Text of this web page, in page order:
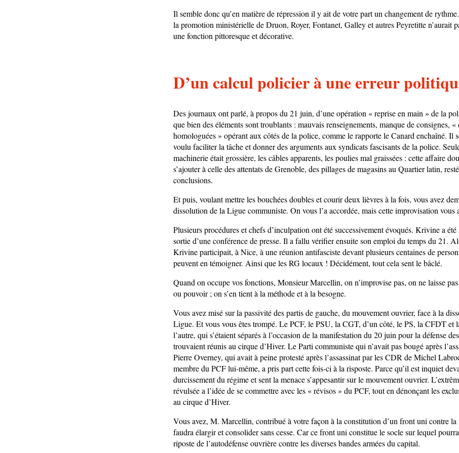
Il semble donc qu’en matière de répression il y ait de votre part un changement de
la promotion ministérielle de Druon, Royer, Fontanet, Galley et autres Peyretitte n’aurait
une fonction pittoresque et décorative.
D’un calcul policier à une erreur
Des journaux ont parlé, à propos du 21 juin, d’une opération « reprise en main » de la
que bien des éléments sont troublants : mauvais renseignements, manque de consignes, «
homologuées » opérant aux côtés de la police, comme le rapporte le Canard enchaîné. Il
voulu faciliter la tâche et donner des arguments aux syndicats fascisants de la police.
machinerie était grossière, les câbles apparents, les poulies mal graissées : cette affaire
s’ajouter à celle des attentats de Grenoble, des pillages de magasins au Quartier latin,
conclusions.
Et puis, voulant mettre les bouchées doubles et courir deux lièvres à la fois, vous avez
dissolution de la Ligue communiste. On vous l’a accordée, mais cette improvisation vous
Plusieurs procédures et chefs d’inculpation ont été successivement évoqués. Krivine a été
sortie d’une conférence de presse. Il a fallu vérifier ensuite son emploi du temps du 21.
Krivine participait, à Nice, à une réunion antifasciste devant plusieurs centaines de
peuvent en témoigner. Ainsi que les RG locaux ! Décidément, tout cela sent le bâclé.
Quand on occupe vos fonctions, Monsieur Marcellin, on n’improvise pas, on ne laisse
ou pouvoir ; on s’en tient à la méthode et à la besogne.
Vous avez misé sur la passivité des partis de gauche, du mouvement ouvrier, face à la
Ligue. Et vous vous êtes trompé. Le PCF, le PSU, la CGT, d’un côté, le PS, la CFDT et
l’autre, qui s’étaient séparés à l’occasion de la manifestation du 20 juin pour la défense
trouvaient réunis au cirque d’Hiver. Le Parti communiste qui n’avait pas bougé après
Pierre Overney, qui avait à peine protesté après l’assassinat par les CDR de Michel
membre du PCF lui-même, a pris part cette fois-ci à la risposte. Parce qu’il est inquiet
durcissement du régime et sent la menace s’appesantir sur le mouvement ouvrier.
révulsée a l’idée de se commettre avec les « révisos » du PCF, tout en dénonçant les
au cirque d’Hiver.
Vous avez, M. Marcellin, contribué à votre façon à la constitution d’un front uni contre la
faudra élargir et consolider sans cesse. Car ce front uni constitue le socle sur lequel pourra
riposte de l’autodéfense ouvrière contre les diverses bandes armées du capital.